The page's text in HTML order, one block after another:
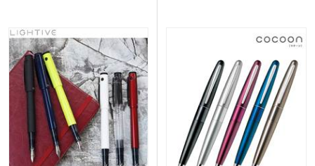
は流線型で手に馴染みやすく、筆記時の
重心バランスにも優れている優秀万年筆
です。
キャップ部分に1色名入れができ、オリ
ジナル万年筆を制作できます。卒業記
念・周年記念などに最適な、コクーン専
用箱の透明クリアケース入り。記念品に
も大変おすすめです。
同シリーズでボールペン、シャープペン
シルの2種も展開しております。コスト
パフォーマンスも良い万年筆を使ってみ
てはいかがですか。
1色名入れでオリジナルペンが製作でき
いかかでしょうか。